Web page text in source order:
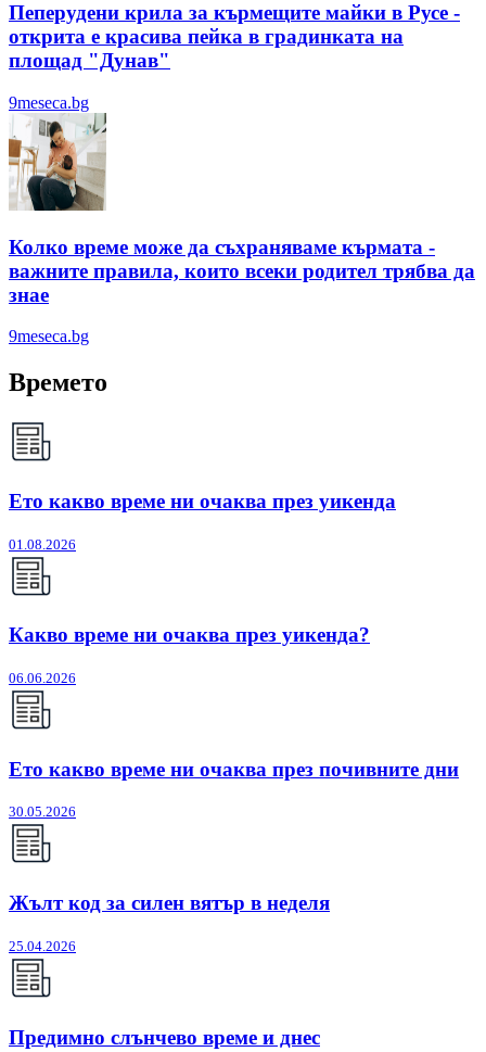
Пеперудени крила за кърмещите майки в Русе -
открита е красива пейка в градинката на
площад "Дунав"
9meseca.bg
Колко време може да съхраняваме кърмата -
важните правила, които всеки родител трябва да
знае
9meseca.bg
Времето
Ето какво време ни очаква през уикенда
01.08.2026
Какво време ни очаква през уикенда?
06.06.2026
Ето какво време ни очаква през почивните дни
30.05.2026
Жълт код за силен вятър в неделя
25.04.2026
Предимно слънчево време и днес